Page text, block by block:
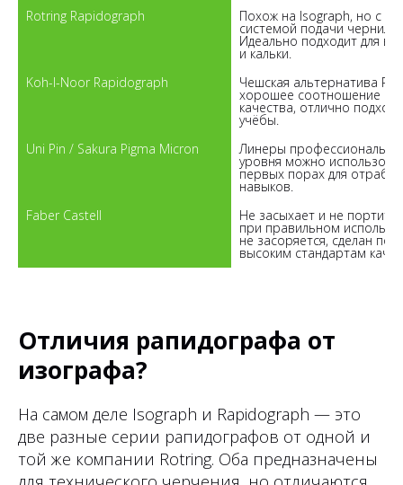
Rotring Rapidograph
Похож на Isograph, но с
системой подачи чернил.
Идеально подходит для
Koh-I-Noor Rapidograph
Чешская альтернатива
хорошее соотношение
качества, отлично
Uni Pin / Sakura Pigma Micron
Линеры
уровня можно
первых порах для
Faber Castell
Не засыхает и не
при правильном
не засоряется, сделан по
Отличия рапидографа от
изографа?
На самом деле Isograph и Rapidograph — это
две разные серии рапидографов от одной и
той же компании Rotring. Оба предназначены